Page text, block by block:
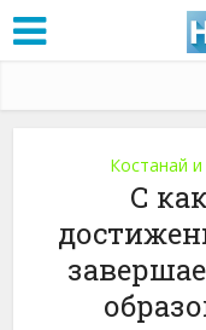
Костанай
С